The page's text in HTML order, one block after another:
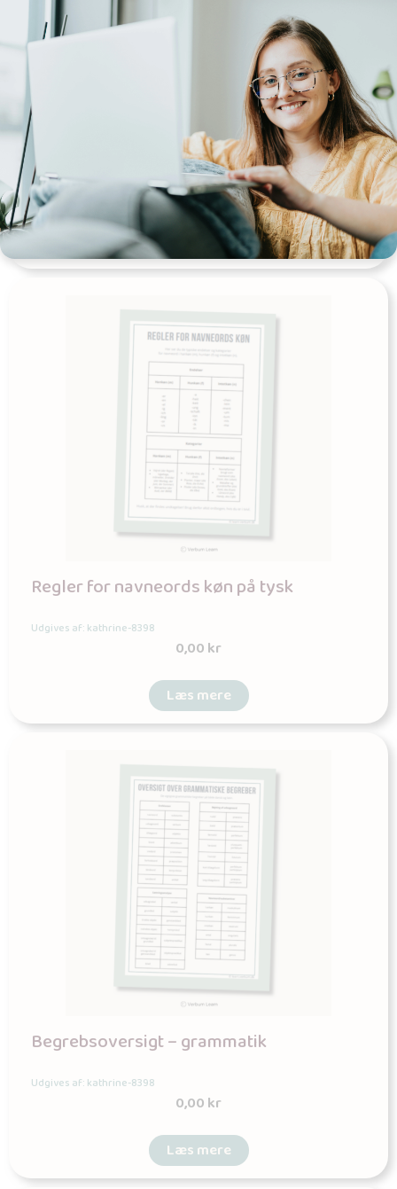
Krea aktivitet: Min vinterferie
Udgives af: Michelles Kreative Univers
8,00kr
Tilføj til kurv
Regler for navneords køn på tysk
Udgives af: kathrine-8398
0,00kr
Læs mere
Begrebsoversigt – grammatik
Udgives af: kathrine-8398
0,00kr
Læs mere